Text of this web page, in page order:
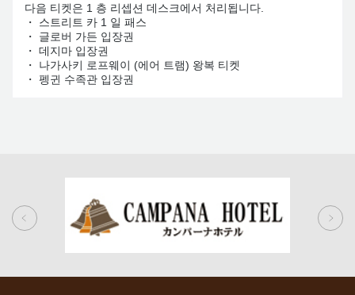
다음 티켓은 1 층 리셉션 데스크에서 처리됩니다.
・ 스트리트 카 1 일 패스
・ 글로버 가든 입장권
・ 데지마 입장권
・ 나가사키 로프웨이 (에어 트램) 왕복 티켓
・ 펭귄 수족관 입장권